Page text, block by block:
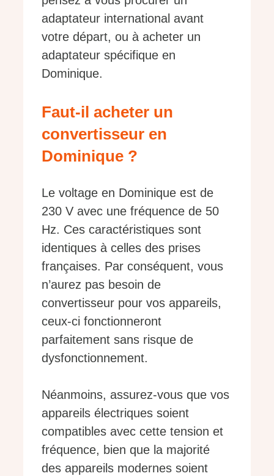
adaptateur international avant
votre départ, ou à acheter un
adaptateur spécifique en
Dominique.
Faut-il acheter un
convertisseur en
Dominique ?
Le voltage en Dominique est de
230 V avec une fréquence de 50
Hz. Ces caractéristiques sont
identiques à celles des prises
françaises. Par conséquent, vous
n’aurez pas besoin de
convertisseur pour vos appareils,
ceux-ci fonctionneront
parfaitement sans risque de
dysfonctionnement.
Néanmoins, assurez-vous que vos
appareils électriques soient
compatibles avec cette tension et
fréquence, bien que la majorité
des appareils modernes soient